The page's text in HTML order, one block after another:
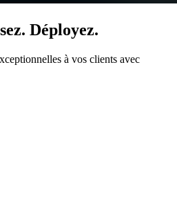
Déployez.
à vos clients avec